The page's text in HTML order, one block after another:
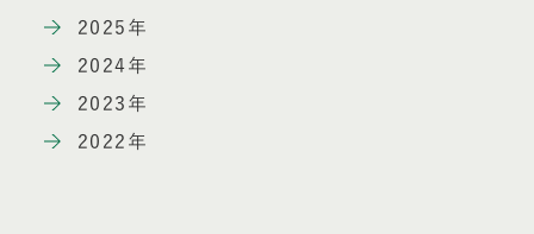
2025年
2024年
2023年
2022年